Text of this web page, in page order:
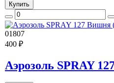
Купить
01807
400 ₽
Аэрозоль SPRAY